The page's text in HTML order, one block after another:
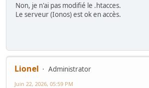
Non, je n'ai pas modifié le .htacces.
Le serveur (Ionos) est ok en accès.
Lionel
Administrator
Juin 22, 2026, 05:59 PM